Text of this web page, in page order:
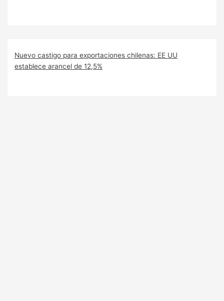
Nuevo castigo para exportaciones chilenas: EE UU
establece arancel de 12,5%